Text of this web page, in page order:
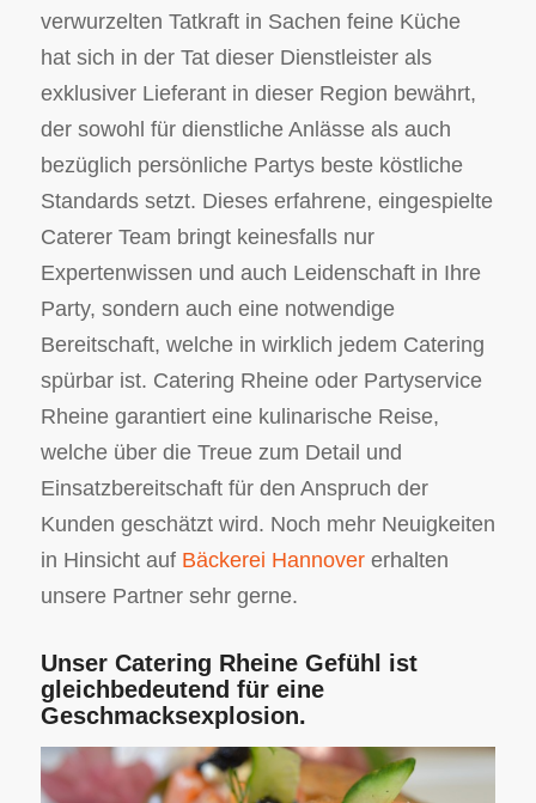
verwurzelten Tatkraft in Sachen feine Küche
hat sich in der Tat dieser Dienstleister als
exklusiver Lieferant in dieser Region bewährt,
der sowohl für dienstliche Anlässe als auch
bezüglich persönliche Partys beste köstliche
Standards setzt. Dieses erfahrene, eingespielte
Caterer Team bringt keinesfalls nur
Expertenwissen und auch Leidenschaft in Ihre
Party, sondern auch eine notwendige
Bereitschaft, welche in wirklich jedem Catering
spürbar ist. Catering Rheine oder Partyservice
Rheine garantiert eine kulinarische Reise,
welche über die Treue zum Detail und
Einsatzbereitschaft für den Anspruch der
Kunden geschätzt wird. Noch mehr Neuigkeiten
in Hinsicht auf Bäckerei Hannovererhalten
unsere Partner sehr gerne.
Unser Catering Rheine Gefühl ist
gleichbedeutend für eine
Geschmacksexplosion.